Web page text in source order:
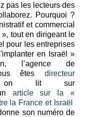
pas les lecteurs des
Pourquoi ?
et commercial
tout en dirigeant le
pour les entreprises
en Israël »
l’agence de
êtes directeur
on lit sur
article sur la «
la France et Israël
son numéro de